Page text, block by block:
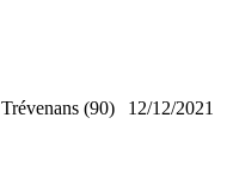
Trévenans (90) 12/12/2021